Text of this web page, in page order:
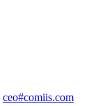
ceo#comiis.com